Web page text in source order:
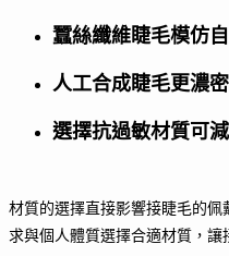
蠶絲纖維睫毛模仿
人工合成睫毛更濃
選擇抗過敏材質可
材質的選擇直接影響接睫毛的
求與個人體質選擇合適材質，讓